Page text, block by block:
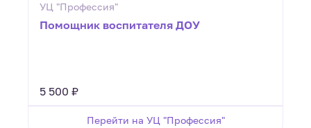
УЦ "Профессия"
Помощник воспитателя ДОУ
5 500 ₽
Перейти на УЦ "Профессия"